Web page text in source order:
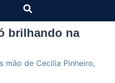
brilhando na
mão de Cecília Pinheiro,